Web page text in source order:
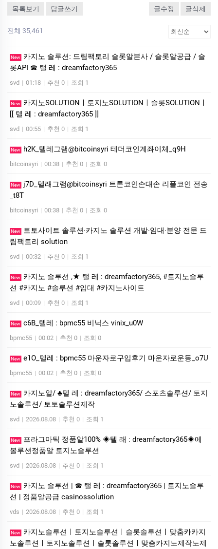
목록보기 답글쓰기 글수정 글삭제
전체 35,461
New
카지노 솔루션: 드림팩토리 슬롯알본사 / 슬롯알공급 / 슬
롯API ☎ 탤 레 : dreamfactory365
svd | 01:18 | 추천 0 | 조회 1
New
카­지노SOLUTIONㅣ토지노SOLUTIONㅣ슬롯SOLUTIONㅣ
[[ 텔 레 : dreamfactory365 ]]
svd | 00:55 | 추천 0 | 조회 1
New h2K_텔레그램@bitcoinsyri 테더코인계좌이체_q9H
bitcoinsyri | 00:38 | 추천 0 | 조회 0
New
j7D_텔래그램@bitcoinsyri 트론코인손대손 리플코인 전송
_t8T
bitcoinsyri | 00:38 | 추천 0 | 조회 0
New
토토사이트 솔루션·카지노 솔루션 개발·임대·분양 전문 드
림팩토리 solution
svd | 00:32 | 추천 0 | 조회 1
New
카지노 솔루션 ,★ 탤 레 : dreamfactory365, #토지노솔루
션 #카지노 #솔루션 #임대 #카지노사이트
svd | 00:09 | 추천 0 | 조회 1
New c6B_텔레 : bpmc55 비닉스 vinix_u0W
bpmc55 | 00:02 | 추천 0 | 조회 0
New e1O_텔레 : bpmc55 마운자로구입후기 마운자로운동_o7U
bpmc55 | 00:02 | 추천 0 | 조회 0
New
카지노알/ ♣텔 레 : dreamfactory365/ 스포츠솔루션/ 토지
노솔루션/ 토토솔루션제작
svd | 2026.08.08 | 추천 0 | 조회 1
New
프라그마틱 정품알100% ◈텔 래 : dreamfactory365◈에
볼루션정품알 토지노솔루션
svd | 2026.08.08 | 추천 0 | 조회 1
New
카지노 솔루션 | ☎ 탤 레 : dreamfactory365 | 토지노솔루
션 | 정품알공급 casinossolution
vds | 2026.08.08 | 추천 0 | 조회 1
New
카지노솔루션ㅣ토지노솔루션ㅣ슬롯솔루션ㅣ맞춤카카지
노솔루션ㅣ토지노솔루션ㅣ슬롯솔루션ㅣ맞춤카지노제작노제